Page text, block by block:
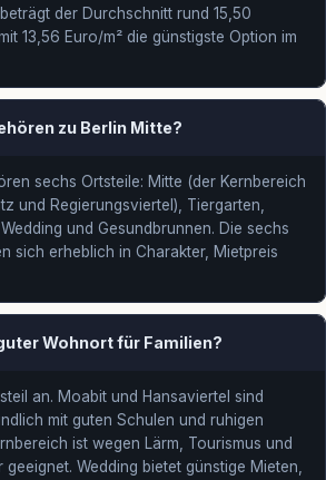
der Durchschnitt rund 15,50
13,56 Euro/m² die günstigste Option im
zu Berlin Mitte?
sechs Ortsteile: Mitte (der Kernbereich
und Regierungsviertel), Tiergarten,
und Gesundbrunnen. Die sechs
sich erheblich in Charakter, Mietpreis
Wohnort für Familien?
an. Moabit und Hansaviertel sind
mit guten Schulen und ruhigen
ist wegen Lärm, Tourismus und
Wedding bietet günstige Mieten,